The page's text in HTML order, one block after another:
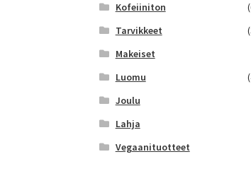
Kofeiiniton
Tarvikkeet
Makeiset
Luomu
Joulu
Lahja
Vegaanituotteet